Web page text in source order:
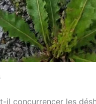
concurrencer les